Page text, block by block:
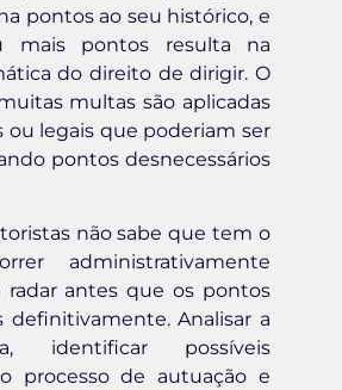
pontos ao seu histórico, e
mais pontos resulta na
do direito de dirigir. O
multas são aplicadas
ou legais que poderiam ser
pontos desnecessários
não sabe que tem o
administrativamente
antes que os pontos
definitivamente. Analisar a
identificar possíveis
processo de autuação e